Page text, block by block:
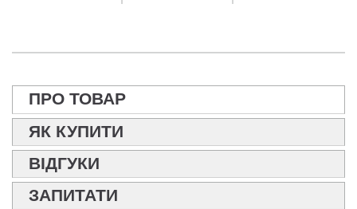
ПРО ТОВАР
ЯК КУПИТИ
ВІДГУКИ
ЗАПИТАТИ